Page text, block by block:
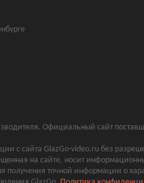
Официальный сайт
с сайта GlazGo-video.ru без
на сайте, носит
точной информации о